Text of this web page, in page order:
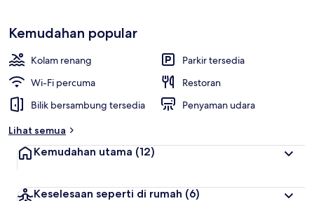
Kemudahan popular
Kolam renang
Parkir tersedia
Wi-Fi percuma
Restoran
Bilik bersambung tersedia
Penyaman udara
Lihat semua
Kemudahan utama (12)
Keselesaan seperti di rumah (6)